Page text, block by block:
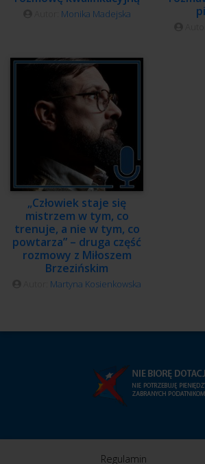
Monika Madejska
„Człowiek staje się
mistrzem w tym, co
trenuje, a nie w tym, co
powtarza” – druga część
rozmowy z Miłoszem
Brzezińskim
Martyna Kosienkowska
Regulamin